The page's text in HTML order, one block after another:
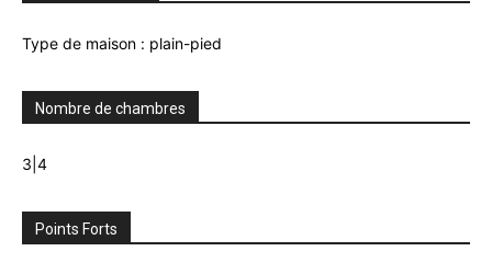
Type de maison : plain-pied
Nombre de chambres
3|4
Points Forts